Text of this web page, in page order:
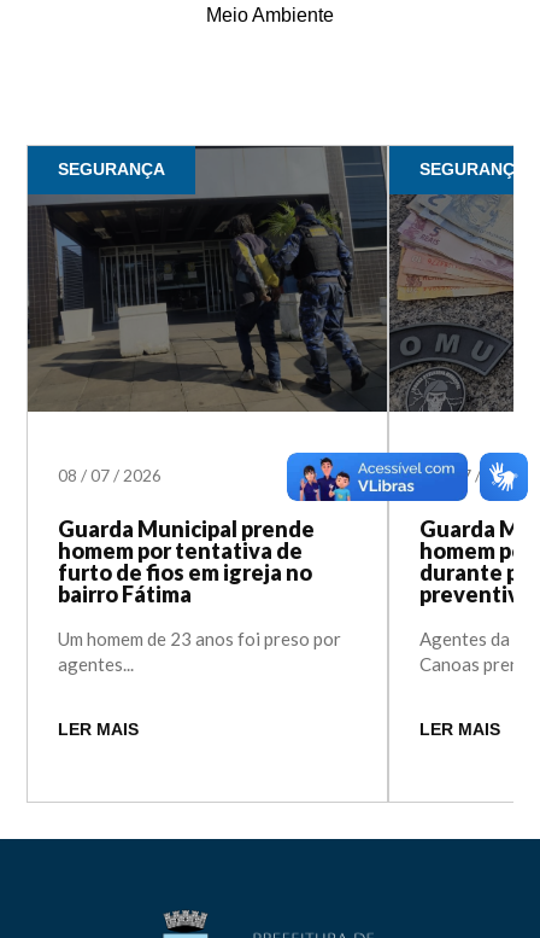
Meio Ambiente
SEGURANÇA
08 /07 /2026
Guarda Municipal prende
homem por tentativa de
furto de fios em igreja no
bairro Fátima
Um homem de 23 anos foi preso por
agentes...
LER MAIS
SEGURANÇA
08/07 / 2026
Guarda
homem
durante
preventivo
Agentes da
Canoas
LER MAIS